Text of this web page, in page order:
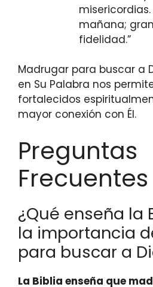
mañana;
fidelidad.”
Madrugar para buscar a
en Su Palabra nos
fortalecidos
mayor conexión con Él.
Preguntas
Frecuentes
¿Qué enseña la
la importancia
para buscar a
La Biblia enseña que